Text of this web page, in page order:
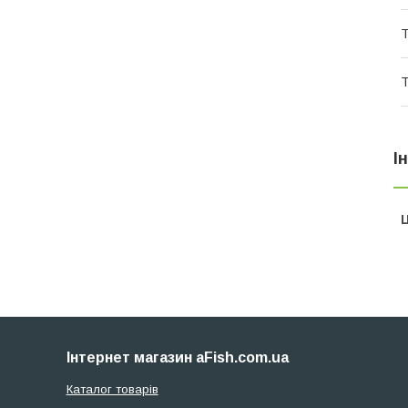
Інтернет магазин aFish.com.ua
Каталог товарів